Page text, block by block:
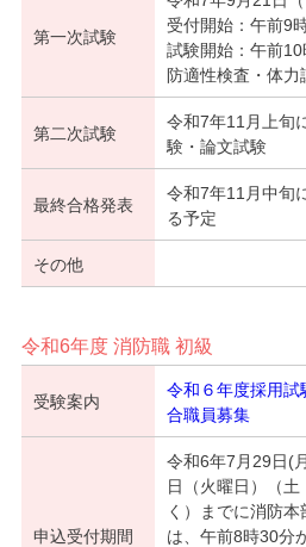
第一次試験
受付開始：午前9
試験開始：午前
防適性検査・体力
第二次試験
令和7年11月上
験・論文試験
最終合格発表
令和7年11月中旬
る予定
その他
令和6年度 消防職 初級
受験案内
令和６年度採用試
合職員募集
申込受付期間
令和6年7月29日(
日（火曜日）（
く）までに消防
は、午前8時30分